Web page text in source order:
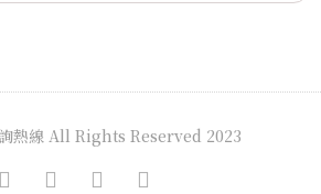
熱線 All Rights Reserved 2023